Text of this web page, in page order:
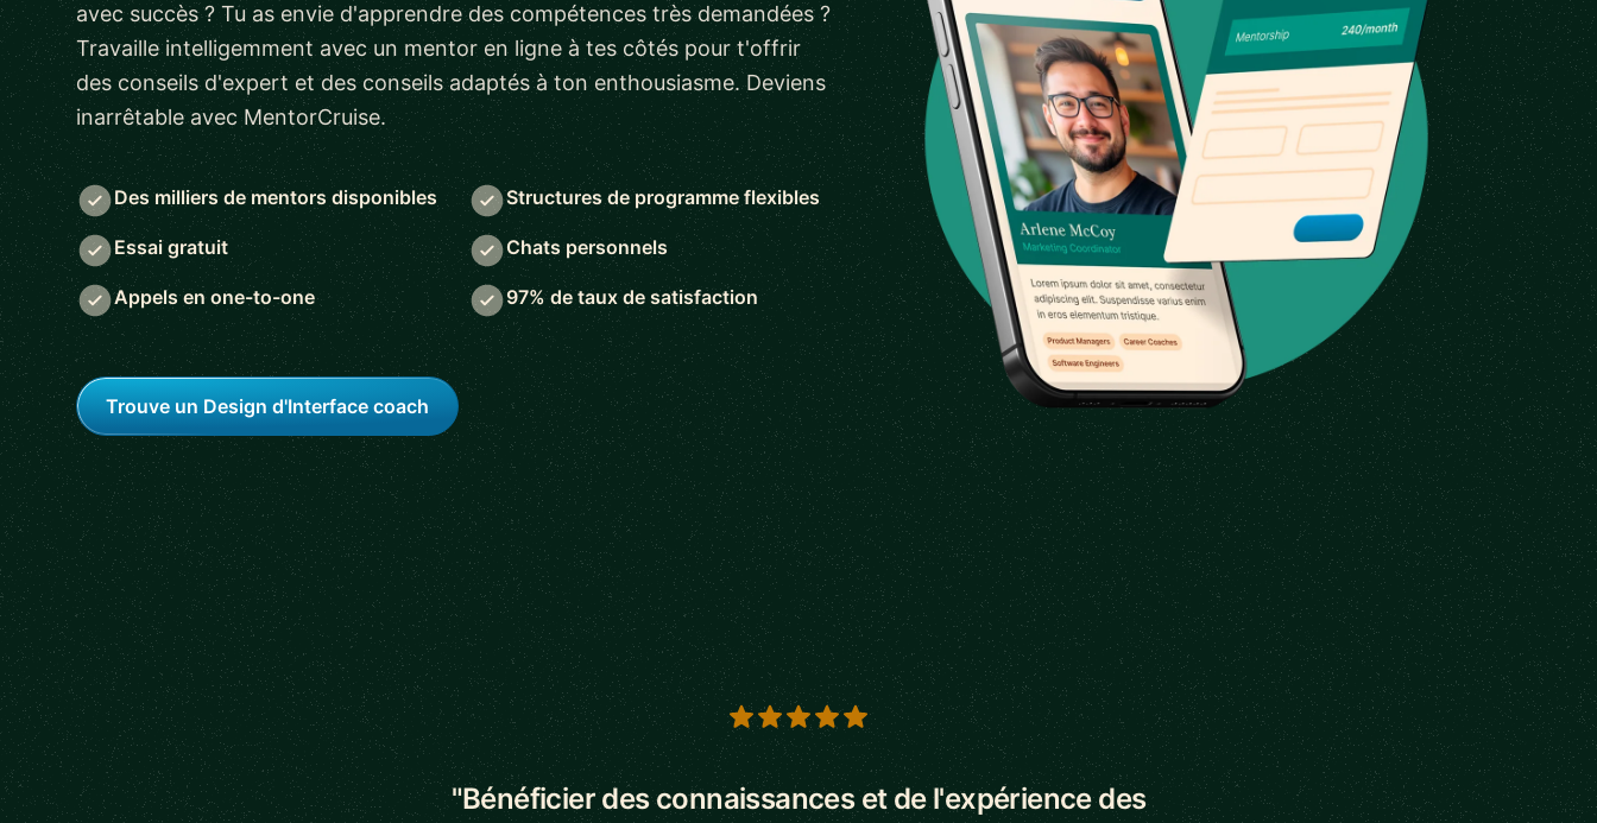
avec succès ? Tu as envie d'apprendre des compétences très demandées ?
Travaille intelligemment avec un mentor en ligne à tes côtés pour t'offrir
des conseils d'expert et des conseils adaptés à ton enthousiasme. Deviens
inarrêtable avec MentorCruise.
Des milliers de mentors disponibles Structures de programme flexibles
Essai gratuit Chats personnels
Appels en one-to-one 97% de taux de satisfaction
Trouve un Design d'Interface coach
5 out of 5 stars
"Bénéficier des connaissances et de l'expérience des